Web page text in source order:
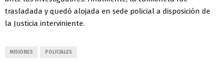
trasladada y quedó alojada en sede policial a disposición de
la Justicia interviniente.
MISIONES POLICIALES